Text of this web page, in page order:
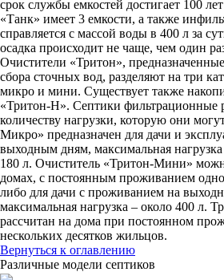
срок службы емкостей достигает 100
«Танк» имеет 3 емкости, а также
справляется с массой воды в 400 л за
осадка происходит не чаще, чем один
Очистители «Тритон»,
сбора сточных вод, разделяют на три
микро и мини. Существует также
«Тритон-Н». Септики фильтрационные
количеству нагрузки, которую они
Микро» предназначен для дачи и
выходным дням, максимальная нагрузка
180 л. Очиститель «Тритон-Мини»
домах, с постоянным проживанием
либо для дачи с проживанием на
максимальная нагрузка – около 400 л.
рассчитан на дома при постоянном
нескольких десятков жильцов.
Вернуться к оглавлению
Различные модели септиков